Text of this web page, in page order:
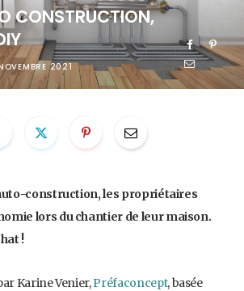
CONSTRUCTION,
2021
construction, les propriétaires
lors du chantier de leur maison.
!
Karine Venier,Préfaconcept, basée